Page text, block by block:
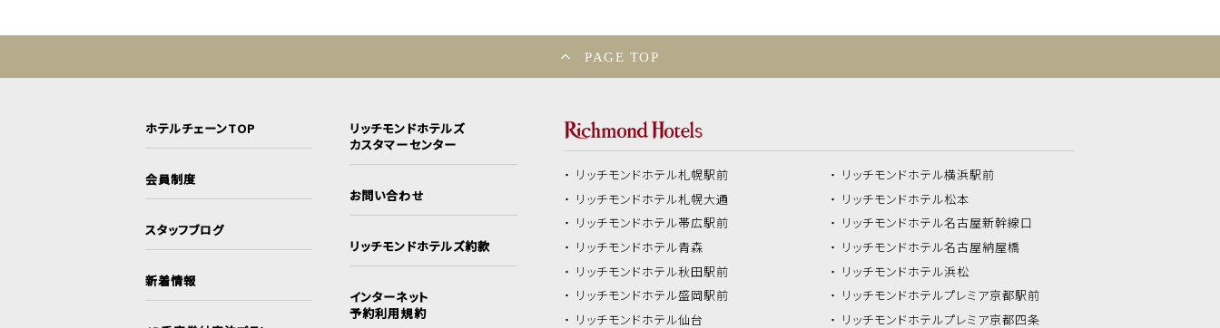
PAGE TOP
ホテルチェーンTOP
会員制度
スタッフブログ
新着情報
リッチモンドホテルズ
カスタマーセンター
お問い合わせ
リッチモンドホテルズ約款
インターネット
予約利用規約
リッチモンドホテル札幌駅前
リッチモンドホテル札幌大通
リッチモンドホテル帯広駅前
リッチモンドホテル青森
リッチモンドホテル秋田駅前
リッチモンドホテル盛岡駅前
リッチモンドホテル仙台
リッチモンドホテル横浜駅前
リッチモンドホテル松本
リッチモンドホテル名古屋新幹線口
リッチモンドホテル名古屋納屋橋
リッチモンドホテル浜松
リッチモンドホテルプレミア京都駅前
リッチモンドホテルプレミア京都四条